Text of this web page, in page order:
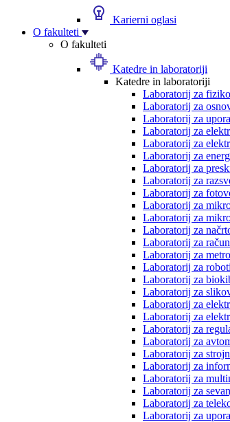
Karierni oglasi
O fakulteti
O fakulteti
Katedre in laboratoriji
Katedre in laboratoriji
Laboratorij za fiziko
Laboratorij za
Laboratorij za
Laboratorij za
Laboratorij za
Laboratorij za
Laboratorij za
Laboratorij za
Laboratorij za
Laboratorij za
Laboratorij za
Laboratorij za
Laboratorij za
Laboratorij za
Laboratorij za
Laboratorij za
Laboratorij za
Laboratorij za
Laboratorij za
Laboratorij za
Laboratorij za
Laboratorij za
Laboratorij za
Laboratorij za
Laboratorij za
Laboratorij za
Laboratorij za